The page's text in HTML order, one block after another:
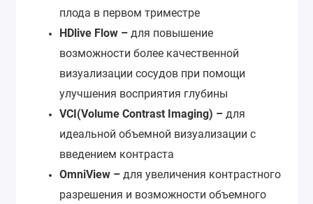
плода в первом триместре
HDlive Flow – для повышение
возможности более качественной
визуализации сосудов при помощи
улучшения восприятия глубины
VCI(Volume Contrast Imaging) – для
идеальной объемной визуализации с
введением контраста
OmniView – для увеличения контрастного
разрешения и возможности объемного